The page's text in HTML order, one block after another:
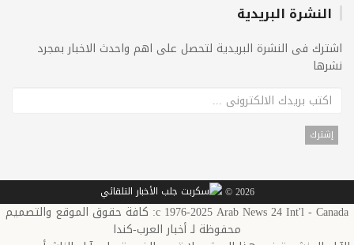
النشرة البريدية
اشترك فى النشرة البريدية لتحصل على اهم واحدث الاخبار بمجرد
نشرها
2026 ©
c 1976-2025 Arab News 24 Int'l - Canada: كافة حقوق الموقع والتصميم
محفوظة لـ أخبار العرب-كندا